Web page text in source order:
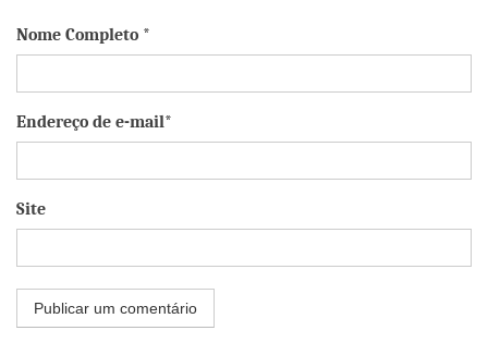
Nome Completo *
Endereço de e-mail*
Site